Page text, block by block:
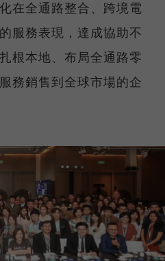
在全通路整合、跨境電
服務表現，達成協助不
根本地、布局全通路零
務銷售到全球市場的企